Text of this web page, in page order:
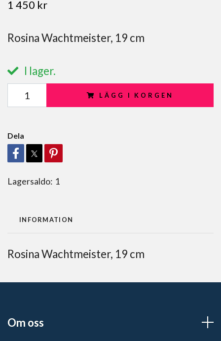
1 450 kr
Rosina Wachtmeister, 19 cm
I lager.
LÄGG I KORGEN
Dela
Lagersaldo: 1
INFORMATION
Rosina Wachtmeister, 19 cm
Om oss